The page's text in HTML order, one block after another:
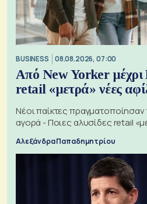
BUSINESS 08.08.2026, 07:00
Από New Yorker
retail «μετρά» νέες
Νέοι παίκτες
αγορά - Ποιες αλυσίδες retail
Αλεξάνδρα Παπαδημητρίου